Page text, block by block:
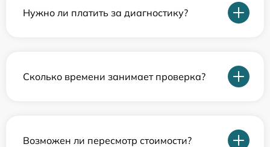
Нужно ли платить за диагностику?
Сколько времени занимает проверка?
Возможен ли пересмотр стоимости?